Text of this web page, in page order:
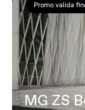
Promo valida
MG ZS